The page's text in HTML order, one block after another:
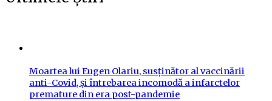
Moartea lui Eugen Olariu, susținător al vaccinării
anti-Covid, și întrebarea incomodă a infarctelor
premature din era post-pandemie